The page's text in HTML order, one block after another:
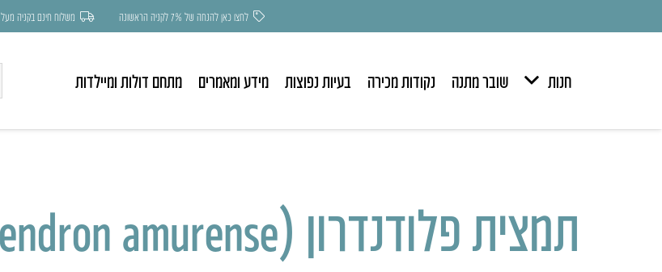
לחצו כאן להנחה של 7% לקניה הראשונה משלוח חינם בקניה מעל 250 ש״ח
חנות שובר מתנה נקודות מכירה בעיות נפוצות מידע ומאמרים מתחם דולות ומיילדות
תמצית פלודנדרון (Phellodendron amurense)